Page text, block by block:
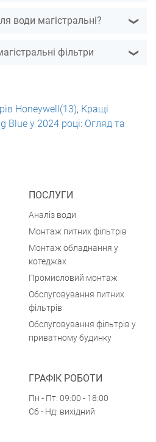
води магістральні? ❯
фільтри ❯
Honeywell(13), Кращі
Blue у 2024 році: Огляд та
ПОСЛУГИ
Аналіз води
Монтаж питних фільтрів
Монтаж обладнання у
котеджах
Промисловий монтаж
Обслуговування питних
фільтрів
Обслуговування фільтрів у
приватному будинку
ГРАФІК РОБОТИ
Пн - Пт: 09:00 - 18:00
Сб - Нд: вихідний